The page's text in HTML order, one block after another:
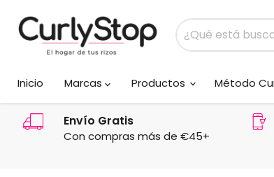
Inicio
Marcas Productos Método
Envío Gratis
Con compras más de €45+